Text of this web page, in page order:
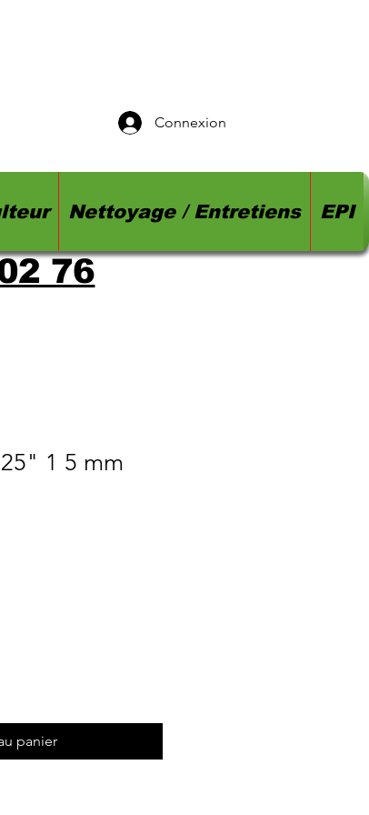
Connexion
Nettoyage / Entretiens EPI
76
1 5 mm
panier